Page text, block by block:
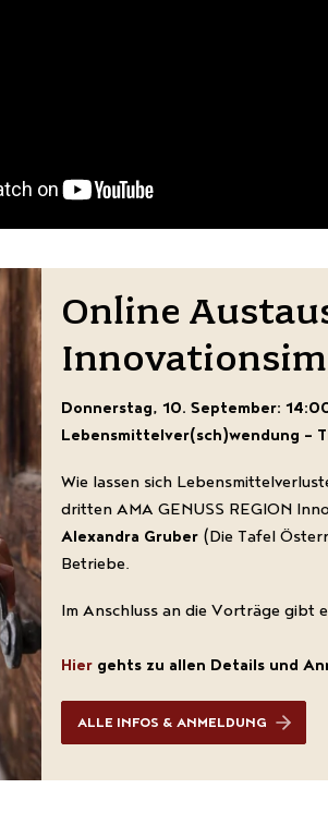
Online
Donnerstag, 10. September:
Lebensmittelver(sch)wendung –
Wie lassen sich
dritten AMA GENUSS REGION
Alexandra Gruber (Die Tafel
Betriebe.
Im Anschluss an die Vorträge gibt
Hier gehts zu allen Details und
ALLE INFOS & ANMELDUNG